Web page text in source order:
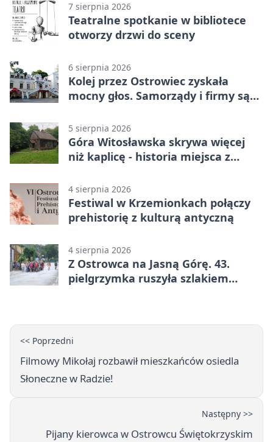
7 sierpnia 2026
Teatralne spotkanie w bibliotece
otworzy drzwi do sceny
6 sierpnia 2026
Kolej przez Ostrowiec zyskała
mocny głos. Samorządy i firmy są
5 sierpnia 2026
Góra Witosławska skrywa więcej
niż kaplicę - historia miejsca z
4 sierpnia 2026
Festiwal w Krzemionkach połączy
prehistorię z kulturą antyczną
4 sierpnia 2026
Z Ostrowca na Jasną Górę. 43.
pielgrzymka ruszyła szlakiem
<< Poprzedni
Filmowy Mikołaj rozbawił mieszkańców osiedla
Słoneczne w Radzie!
Następny >>
Pijany kierowca w Ostrowcu Świętokrzyskim